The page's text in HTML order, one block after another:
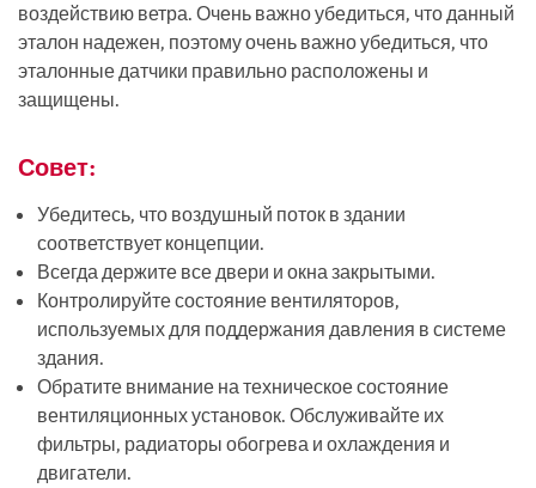
воздействию ветра. Очень важно убедиться, что данный
эталон надежен, поэтому очень важно убедиться, что
эталонные датчики правильно расположены и
защищены.
Совет:
Убедитесь, что воздушный поток в здании
соответствует концепции.
Всегда держите все двери и окна закрытыми.
Контролируйте состояние вентиляторов,
используемых для поддержания давления в системе
здания.
Обратите внимание на техническое состояние
вентиляционных установок. Обслуживайте их
фильтры, радиаторы обогрева и охлаждения и
двигатели.